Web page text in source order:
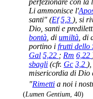
Li ammonisce l'
santi" (Ef 5,3 ), si
Dio, santi e
bontà , di umiltà , di
portino i frutti dello
Gal 5,22 ; Rm 6,22
sbagli (cfr. Gc 3,2
misericordia di Dio
"Rimetti a noi i
(Lumen Gentium, 40)